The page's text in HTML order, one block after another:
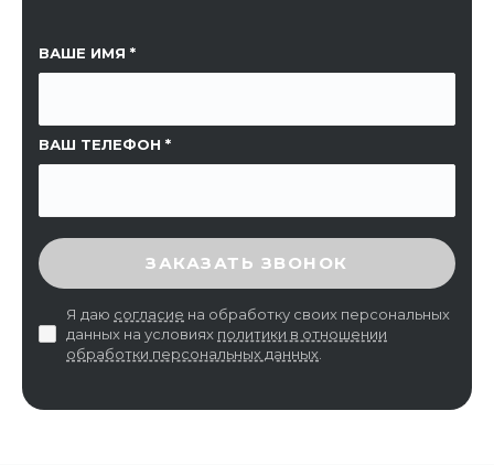
ВАШЕ ИМЯ
ВАШ ТЕЛЕФОН
ССЫЛКА НА СТРАНИЦУ
ВВЕДИТЕ ПРОВЕРОЧНЫЙ КОД
ЗАКАЗАТЬ ЗВОНОК
Я даю согласие на обработку своих персональных
данных на условиях политики в отношении
обработки персональных данных